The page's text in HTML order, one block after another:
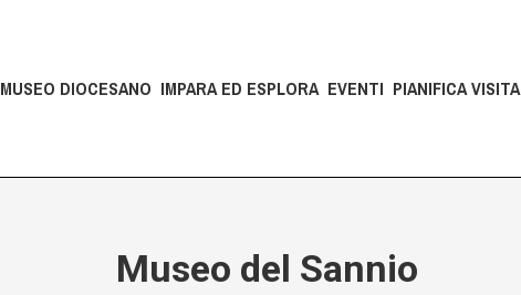
MUSEO DIOCESANO IMPARA ED ESPLORA EVENTI PIANIFICA VISITA
Museo del Sannio